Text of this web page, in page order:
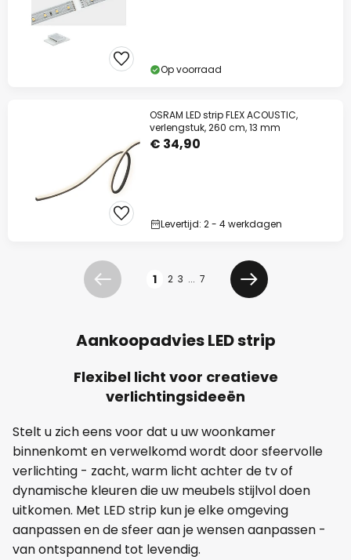
Op voorraad
OSRAM LED strip FLEX ACOUSTIC,
verlengstuk, 260 cm, 13 mm
€ 34,90
Levertijd: 2 - 4 werkdagen
Vorige 1 2 3 ... 7
Volgende
Aankoopadvies LED strip
Flexibel licht voor creatieve
verlichtingsideeën
Stelt u zich eens voor dat u uw woonkamer
binnenkomt en verwelkomd wordt door sfeervolle
verlichting - zacht, warm licht achter de tv of
dynamische kleuren die uw meubels stijlvol doen
uitkomen. Met LED strip kun je elke omgeving
aanpassen en de sfeer aan je wensen aanpassen -
van ontspannend tot levendig.